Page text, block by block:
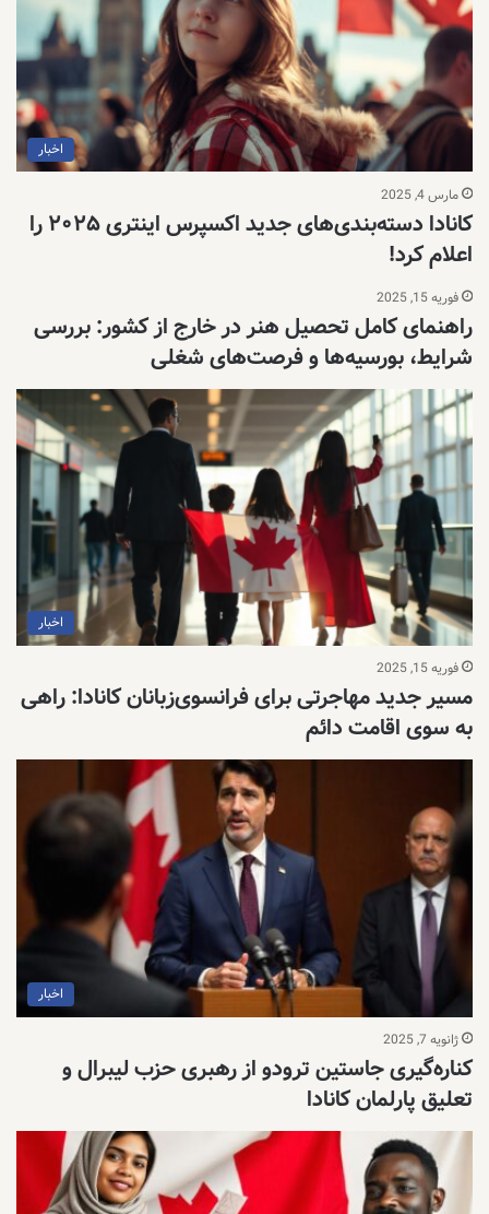
اخبار
مارس 4, 2025
کانادا دسته‌بندی‌های جدید اکسپرس اینتری ۲۰۲۵ را
اعلام کرد!
فوریه 15, 2025
راهنمای کامل تحصیل هنر در خارج از کشور: بررسی
شرایط، بورسیه‌ها و فرصت‌های شغلی
اخبار
فوریه 15, 2025
مسیر جدید مهاجرتی برای فرانسوی‌زبانان کانادا: راهی
به سوی اقامت دائم
اخبار
ژانویه 7, 2025
کناره‌گیری جاستین ترودو از رهبری حزب لیبرال و
تعلیق پارلمان کانادا